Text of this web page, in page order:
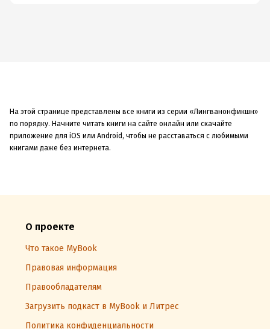
На этой странице представлены все книги из серии «Лингванонфикшн»
по порядку. Начните читать книги на сайте онлайн или скачайте
приложение для iOS или Android, чтобы не расставаться с любимыми
книгами даже без интернета.
О проекте
Что такое MyBook
Правовая информация
Правообладателям
Загрузить подкаст в MyBook и Литрес
Политика конфиденциальности